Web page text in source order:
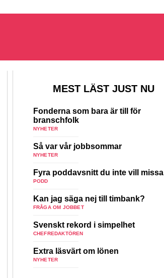
MEST LÄST JUST NU
Fonderna som bara är till för
branschfolk
NYHETER
Så var vår jobbsommar
NYHETER
Fyra poddavsnitt du inte vill missa
PODD
Kan jag säga nej till timbank?
FRÅGA OM JOBBET
Svenskt rekord i simpelhet
CHEFREDAKTÖREN
Extra läsvärt om lönen
NYHETER